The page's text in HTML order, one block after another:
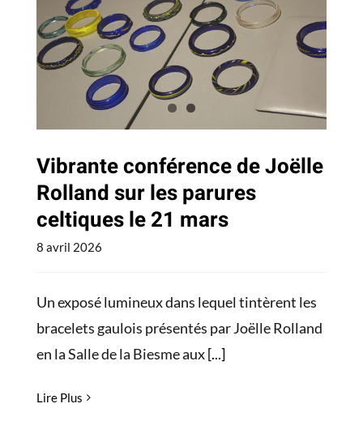
Joëlle Rolland sur les
parures celtiques le 21
mars
Actualités
Vibrante conférence de Joëlle
Rolland sur les parures
celtiques le 21 mars
8 avril 2026
Un exposé lumineux dans lequel tintèrent les
bracelets gaulois présentés par Joëlle Rolland
en la Salle de la Biesme aux[...]
Lire Plus